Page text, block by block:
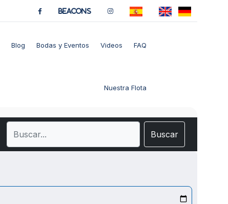
BeaCons
Blog Bodas y Eventos Videos FAQ
Nuestra Flota
Buscar